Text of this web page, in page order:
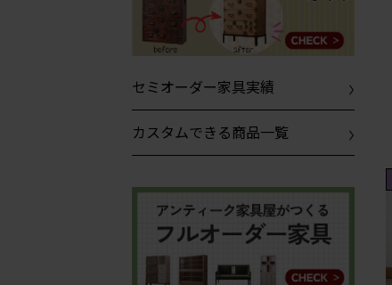
セミオーダー家具実績
カスタムできる商品一覧